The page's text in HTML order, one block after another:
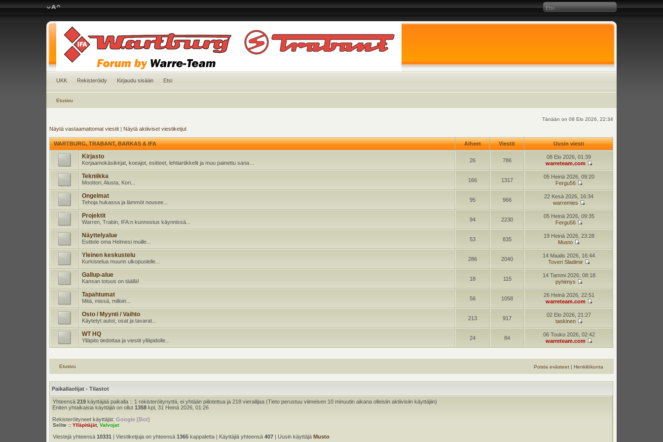
UKK Rekisteröidy Kirjaudu sisään Etsi
Etusivu
Tänään on 08 Elo 2026, 22:34
Näytä vastaamattomat viestit | Näytä aktiiviset viestiketjut
WARTBURG, TRABANT, BARKAS & IFA Aiheet Viestit Uusin viesti
Kirjasto
Korjaamokäsikirjat, koeajot, esitteet, lehtiartikkelit ja muu painettu sana… 26 786
08 Elo 2026, 01:39
warreteam.com
Tekniikka
Moottori, Alusta, Kori... 166 1317
05 Heinä 2026, 09:20
Fergu56
Ongelmat
Tehoja hukassa ja lämmöt nousee... 95 966
22 Kesä 2026, 16:34
warremies
Projektit
Warren, Trabin, IFA:n kunnostus käynnissä... 94 2230
05 Heinä 2026, 09:35
Fergu56
Näyttelyalue
Esittele oma Helmesi muille... 53 835
19 Heinä 2026, 23:28
Musto
Yleinen keskustelu
Kurkistelua muurin ulkopuolelle... 286 2040
14 Maalis 2026, 16:44
Toveri Sladimir
Gallup-alue
Kansan totuus on täällä! 18 115
14 Tammi 2026, 08:18
pyhimys
Tapahtumat
Mitä, missä, milloin... 56 1058
26 Heinä 2026, 22:51
warreteam.com
Osto / Myynti / Vaihto
Käytetyt autot, osat ja tavarat... 213 917
02 Elo 2026, 21:27
taskinen
WT HQ
Ylläpito tiedottaa ja viestit ylläpidolle... 24 84
06 Touko 2026, 02:42
warreteam.com
Poista evästeet| Henkilökunta
Etusivu
Paikallaolijat - Tilastot
Yhteensä219 käyttäjää paikalla :: 1 rekisteröitynyttä, ei yhtään piilotettua ja 218 vierailijaa (Tieto perustuu viimeisen 10 minuutin aikana olleisiin aktiivisiin käyttäjiin)
Eniten yhtaikaisia käyttäjiä on ollut1358 kpl, 31 Heinä 2026, 01:26
Rekisteröityneet käyttäjät:Google [Bot]
Selite ::Ylläpitäjät,Valvojat
Viestejä yhteensä10331 | Viestiketjuja on yhteensä1365 kappaletta | Käyttäjiä yhteensä407 | Uusin käyttäjäMusto